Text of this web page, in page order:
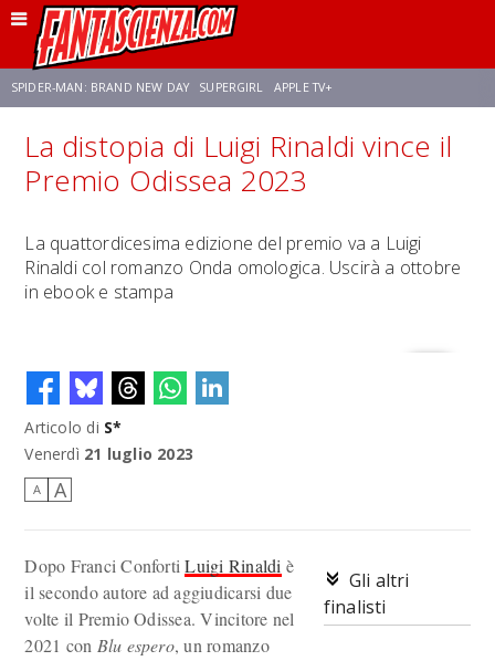
SPIDER-MAN: BRAND NEW DAY SUPERGIRL APPLE TV+
FRANCO RICCIARDIELLO ZENDAYA STAR TREK AVENGERS: DOOMSDAY
La distopia di Luigi Rinaldi vince il
Premio Odissea 2023
La quattordicesima edizione del premio va a Luigi
Rinaldi col romanzo Onda omologica. Uscirà a ottobre
in ebook e stampa
Articolo di S*
Venerdì 21 luglio 2023
A A
Gli altri
finalisti
Dopo Franci ConfortiLuigi Rinaldi è
il secondo autore ad aggiudicarsi due
volte il Premio Odissea. Vincitore nel
2021 con Blu espero, un romanzo